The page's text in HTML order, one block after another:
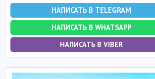
НАПИСАТЬ В TELEGRAM
НАПИСАТЬ В WHATSAPP
НАПИСАТЬ В VIBER